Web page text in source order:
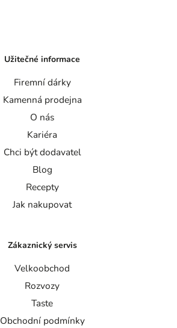
Užitečné informace
Firemní dárky
Kamenná prodejna
O nás
Kariéra
Chci být dodavatel
Blog
Recepty
Jak nakupovat
Zákaznický servis
Velkoobchod
Rozvozy
Taste
Obchodní podmínky